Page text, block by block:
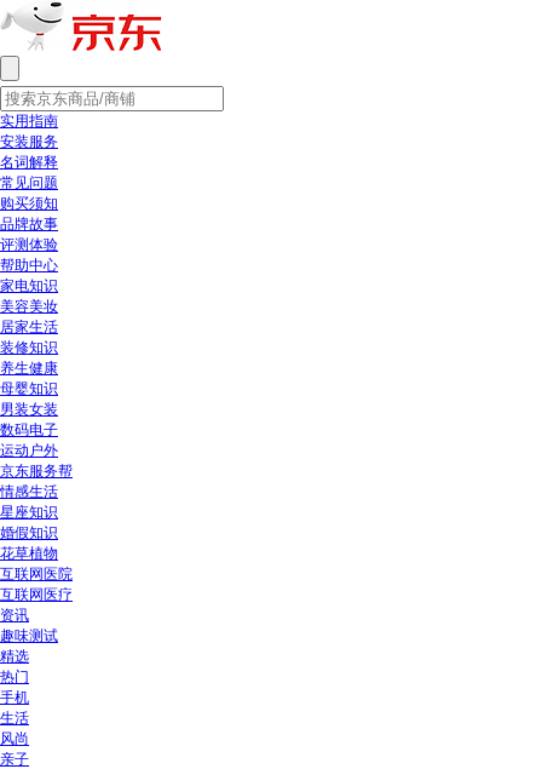
实用指南
安装服务
名词解释
常见问题
购买须知
品牌故事
评测体验
帮助中心
家电知识
美容美妆
居家生活
装修知识
养生健康
母婴知识
男装女装
数码电子
运动户外
京东服务帮
情感生活
星座知识
婚假知识
花草植物
互联网医院
互联网医疗
资讯
趣味测试
精选
热门
手机
生活
风尚
亲子